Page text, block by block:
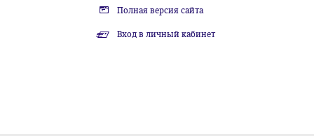
Полная версия сайта
Вход в личный кабинет